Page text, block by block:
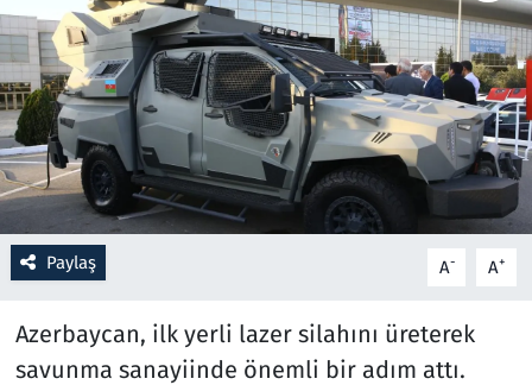
Paylaş A- A+
Azerbaycan, ilk yerli lazer silahını üreterek
savunma sanayiinde önemli bir adım attı.
Ramazan
Resmi İlanlar
Rüya Tabirleri
Sağlık
Savunma Sanayi
Seçim 2023